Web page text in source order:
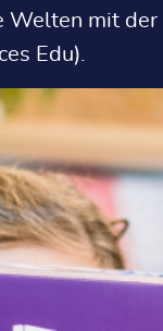
Welten mit
Edu).